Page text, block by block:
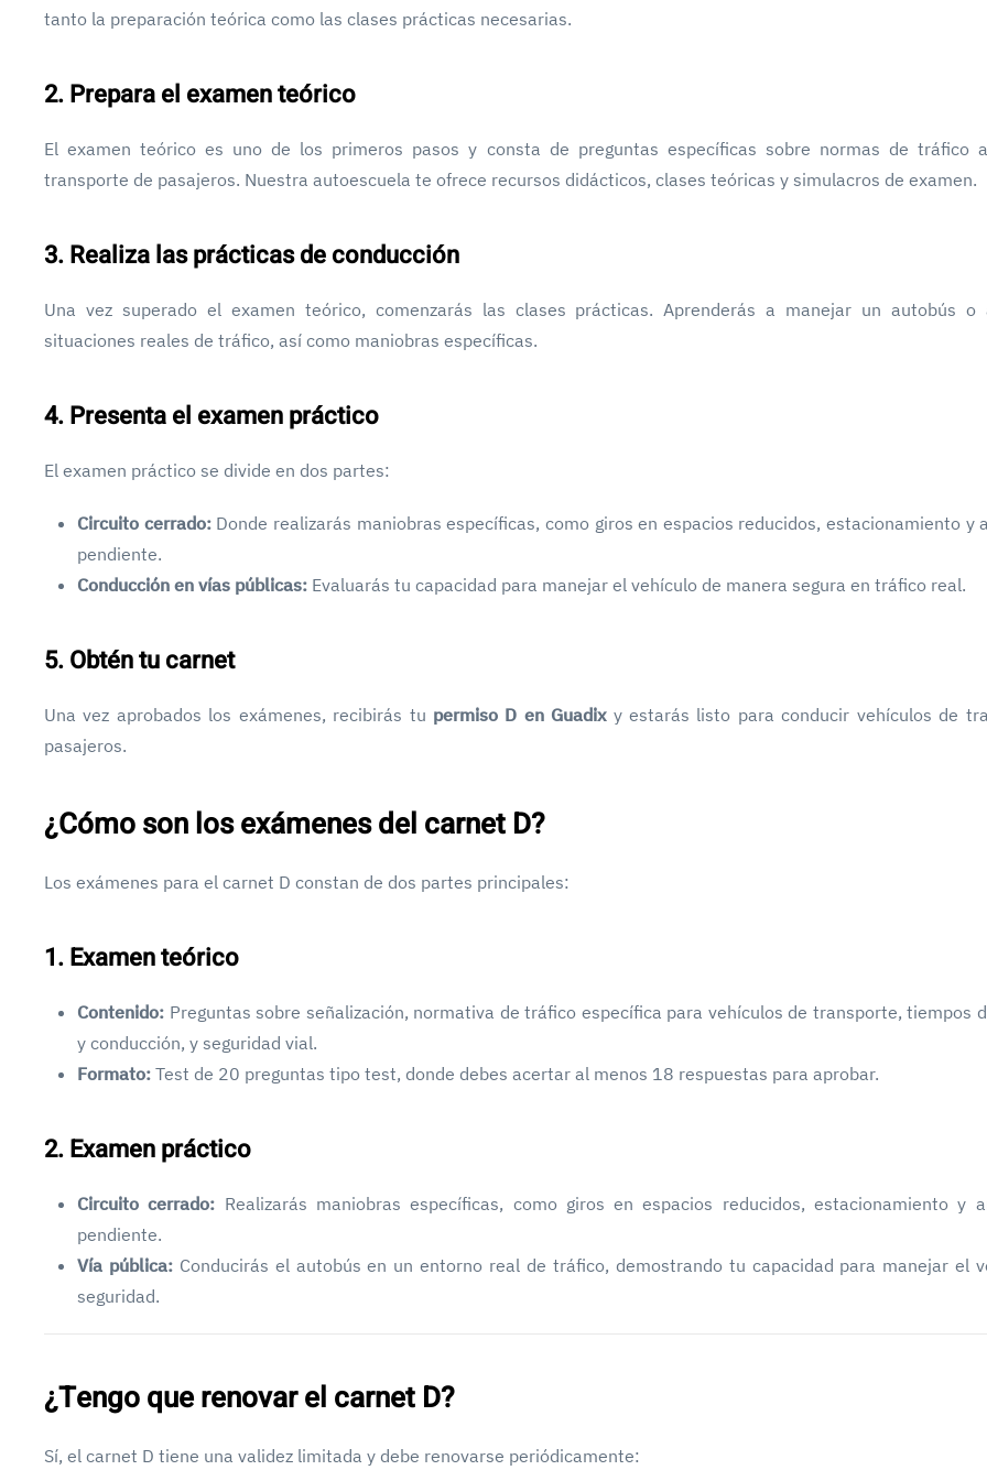
tanto la preparación teórica como las clases prácticas necesarias.
2. Prepara el examen teórico
El examen teórico es uno de los primeros pasos y consta de preguntas específicas sobre normas de tráfico
transporte de pasajeros. Nuestra autoescuela te ofrece recursos didácticos, clases teóricas y simulacros de examen.
3. Realiza las prácticas de conducción
Una vez superado el examen teórico, comenzarás las clases prácticas. Aprenderás a manejar un autobús o
situaciones reales de tráfico, así como maniobras específicas.
4. Presenta el examen práctico
El examen práctico se divide en dos partes:
Circuito cerrado:Donde realizarás maniobras específicas, como giros en espacios reducidos, estacionamiento y
pendiente.
Conducción en vías públicas: Evaluarás tu capacidad para manejar el vehículo de manera segura en tráfico real.
5. Obtén tu carnet
Una vez aprobados los exámenes, recibirás tu permiso D en Guadixy estarás listo para conducir vehículos de
pasajeros.
¿Cómo son los exámenes del carnet D?
Los exámenes para el carnet D constan de dos partes principales:
1. Examen teórico
Contenido: Preguntas sobre señalización, normativa de tráfico específica para vehículos de transporte, tiempos
y conducción, y seguridad vial.
Formato: Test de 20 preguntas tipo test, donde debes acertar al menos 18 respuestas para aprobar.
2. Examen práctico
Circuito cerrado: Realizarás maniobras específicas, como giros en espacios reducidos, estacionamiento y
pendiente.
Vía pública:Conducirás el autobús en un entorno real de tráfico, demostrando tu capacidad para manejar el
seguridad.
¿Tengo que renovar el carnet D?
Sí, el carnet D tiene una validez limitada y debe renovarse periódicamente: